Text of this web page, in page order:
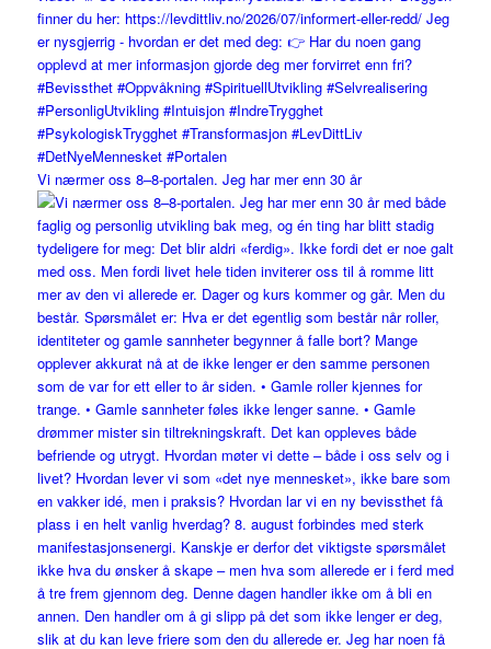
Vi nærmer oss 8–8-portalen. Jeg har mer enn 30 år